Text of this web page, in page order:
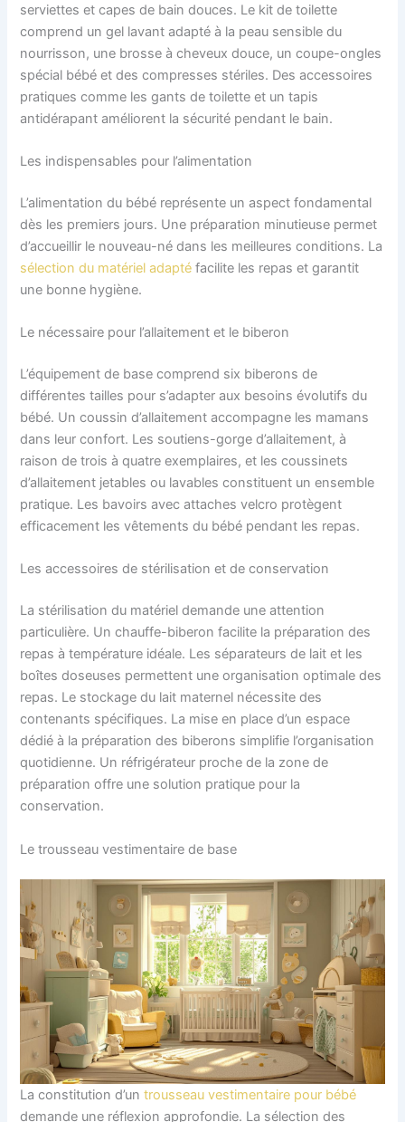
serviettes et capes de bain douces. Le kit de toilette
comprend un gel lavant adapté à la peau sensible du
nourrisson, une brosse à cheveux douce, un coupe-ongles
spécial bébé et des compresses stériles. Des accessoires
pratiques comme les gants de toilette et un tapis
antidérapant améliorent la sécurité pendant le bain.
Les indispensables pour l’alimentation
L’alimentation du bébé représente un aspect fondamental
dès les premiers jours. Une préparation minutieuse permet
d’accueillir le nouveau-né dans les meilleures conditions. La
sélection du matériel adapté facilite les repas et garantit
une bonne hygiène.
Le nécessaire pour l’allaitement et le biberon
L’équipement de base comprend six biberons de
différentes tailles pour s’adapter aux besoins évolutifs du
bébé. Un coussin d’allaitement accompagne les mamans
dans leur confort. Les soutiens-gorge d’allaitement, à
raison de trois à quatre exemplaires, et les coussinets
d’allaitement jetables ou lavables constituent un ensemble
pratique. Les bavoirs avec attaches velcro protègent
efficacement les vêtements du bébé pendant les repas.
Les accessoires de stérilisation et de conservation
La stérilisation du matériel demande une attention
particulière. Un chauffe-biberon facilite la préparation des
repas à température idéale. Les séparateurs de lait et les
boîtes doseuses permettent une organisation optimale des
repas. Le stockage du lait maternel nécessite des
contenants spécifiques. La mise en place d’un espace
dédié à la préparation des biberons simplifie l’organisation
quotidienne. Un réfrigérateur proche de la zone de
préparation offre une solution pratique pour la
conservation.
Le trousseau vestimentaire de base
La constitution d’untrousseau vestimentaire pour bébé
demande une réflexion approfondie. La sélection des